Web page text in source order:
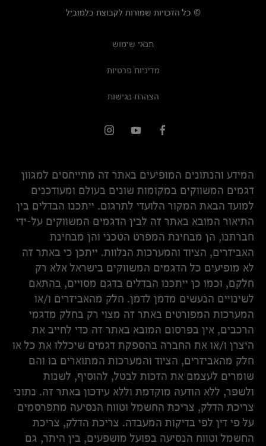
© כל הזכויות שמורות לקבוצת כלמוביל
תנאי שימוש
מדיניות פרטיות
הצהרת נגישות
המידע והנתונים המופיעים באתר זה מתייחסים למגוון
דגמים המשווקים במקומות שונים בעולם ומעודכנים
למועד הבאת המקור הלועדי לתרגום. ייתכנו הבדלים בין
התיאור המובא באתר זה לבין הדגמים המשווקים על-ידי
חברתנו, הן מבחינת המפרט הטכני והן מבחינת
האביזרים, הציוד והמערכות הנלוות. ייתכן כי באתר זה
לא מופיעים כל הדגמים המשווקים בישראל אלא רק
חלקם, וכמו כן ייתכנו הבדלים בדגם מסויים, בהתאם
לשינויים הנעשים מדמן לדמן. חלק מהאביזרים ו/או
המערכות המפורטים באתר זה מצוי רק בחלק מדגמי
הרכבים, אין בפרסום המובא באתר זה כדי לחייב את
היצרן ו/או את החברה בהספקת דגמים שיכללו את כל או
חלק מהאביזרים, הציוד והמערכות המתוארים בו והם
שומרים לעצמם את הזכות לבטל, להוסיף, לשנות
ולשפר, ללא הודעה מוקדמת וללא עידכון באתר זה. נתוני
צריכת הדלק, צריכת החשמל וטווח הנסיעה מתפרסמים
על פי דין לפי בדיקות המעבדה. צריכת הדלק, צריכת
החשמל וטווח הנסיעה בפועל מושפעים, בין היתר, גם